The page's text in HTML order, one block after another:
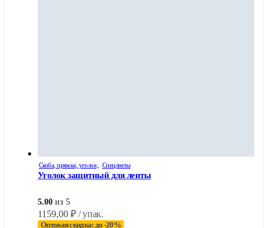
Скоба, пряжка, уголок Спецленты
Уголок защитный для ленты
5.00 из 5
1159,00 ₽ / упак.
Оптовая скидка: до -20%